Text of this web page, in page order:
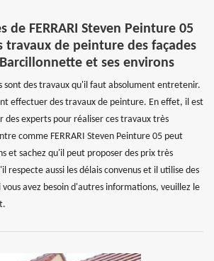
de FERRARI Steven Peinture 05
travaux de peinture des façades
et ses environs
sont des travaux qu'il faut absolument entretenir.
effectuer des travaux de peinture. En effet, il est
des experts pour réaliser ces travaux très
comme FERRARI Steven Peinture 05 peut
et sachez qu'il peut proposer des prix très
respecte aussi les délais convenus et il utilise des
avez besoin d'autres informations, veuillez le